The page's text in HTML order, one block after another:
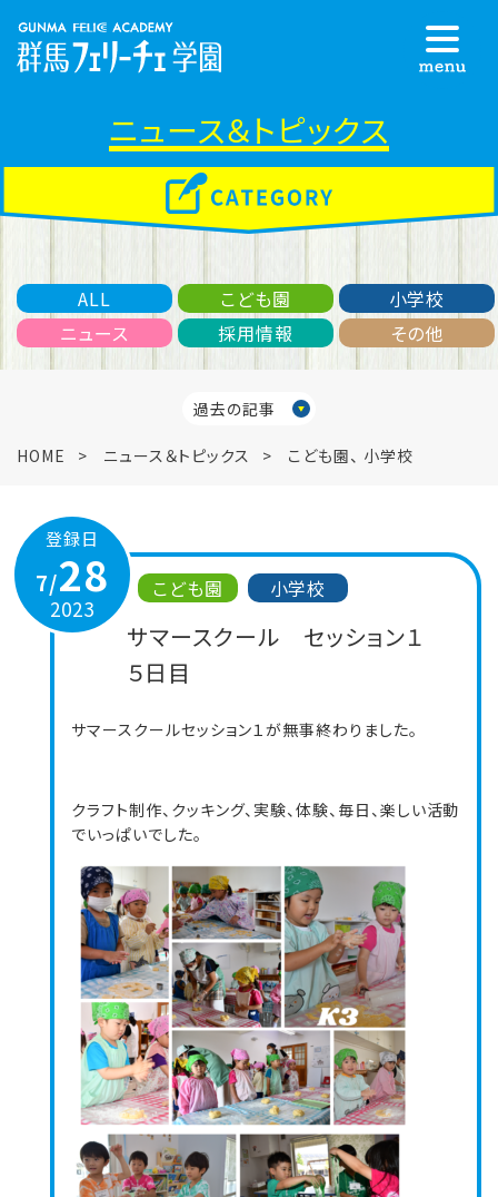
ニュース＆トピックス
ALL こども園
小学校
ニュース
採用情報 その他
HOME ニュース＆トピックス こども園、 小学校
過去の記事
登録日
7/28
2023
こども園 小学校
サマースクール セッション１
５日目
サマースクールセッション１が無事終わりました。
クラフト制作、クッキング、実験、体験、毎日、楽しい活動
でいっぱいでした。